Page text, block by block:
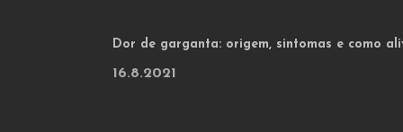
Dor de garganta: origem, sintomas e como
16.8.2021